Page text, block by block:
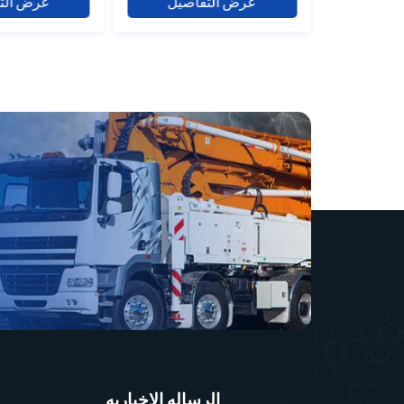
مسؤول عن
وتتميز
أن تقلل
تآكل
مما
وموثوقية السيارة.
للشاحنات، وذلك
مصنوعة من مواد عالية
القوة، وهي مقاومة
للتطفل والسرقة، مما
يعزز أمان السيارة. سهل
التركيب ومتوافق مع
موديلات المركبات
المتعددة، فهو يوفر
لسائقي الشاحنات تجربة
قيادة مريحة ومطمئنة.